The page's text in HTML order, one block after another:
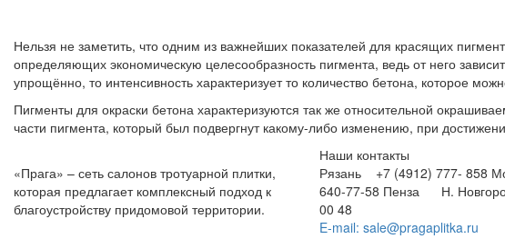
Нельзя не заметить, что одним из важнейших показателей для красящих
определяющих экономическую целесообразность пигмента, ведь от него
упрощённо, то интенсивность характеризует то количество бетона, которое
Пигменты для окраски бетона характеризуются так же относительной
части пигмента, который был подвергнут какому-либо изменению, при
«Прага» – сеть салонов тротуарной плитки,
которая предлагает комплексный подход к
благоустройству придомовой территории.
Наши контакты
Рязань +7 (4912) 777- 858
640-77-58 Пенза Н.
00 48
E-mail: sale@pragaplitka.ru